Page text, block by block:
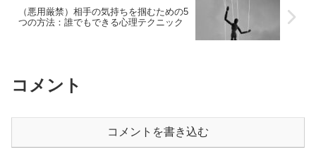
（悪用厳禁）相手の気持ちを掴むための5
つの方法：誰でもできる心理テクニック
コメント
コメントを書き込む